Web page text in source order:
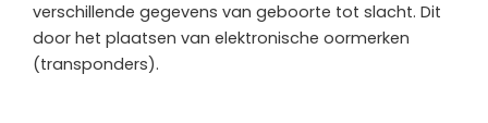
verschillende gegevens van geboorte tot slacht. Dit
door het plaatsen van elektronische oormerken
(transponders).